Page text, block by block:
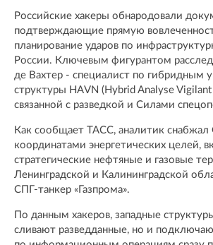
Российские хакеры обнародовали
подтверждающие прямую
планирование ударов по
России. Ключевым фигурантом
де Вахтер - специалист по гибридным
структуры HAVN (Hybrid Analyse
связанной с разведкой и Силами
Как сообщает ТАСС, аналитик
координатами энергетических целей,
стратегические нефтяные и газовые
Ленинградской и Калининградской
СПГ-танкер «Газпрома».
По данным хакеров, западные
сливают разведданные, но и